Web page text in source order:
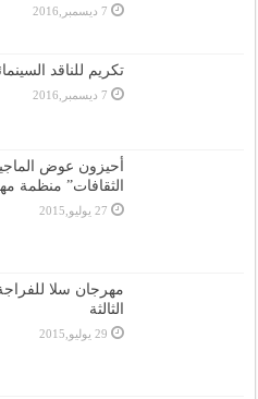
7 ديسمبر,2016
تكريم للناقد
7 ديسمبر,2016
أحيزون عوض
الثقافات” منظمة
27 يوليو,2015
مهرجان سلا
الثالثة
29 يوليو,2015